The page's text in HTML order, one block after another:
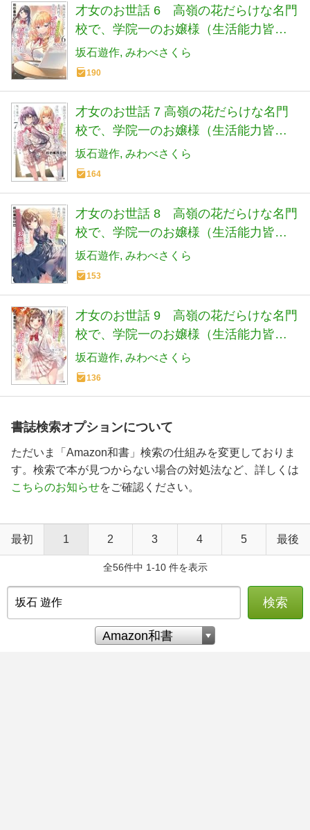
才女のお世話 6 高嶺の花だらけな名門
校で、学院一のお嬢様（生活能力皆
無）を陰ながらお世話することになり
ました (HJ文庫 さ 07-03-06)
坂石遊作 みわべさくら
190
才女のお世話 7 高嶺の花だらけな名門
校で、学院一のお嬢様（生活能力皆
無）を陰ながらお世話することになり
ました (HJ文庫 さ 07-03-07)
坂石遊作 みわべさくら
164
才女のお世話 8 高嶺の花だらけな名門
校で、学院一のお嬢様（生活能力皆
無）を陰ながらお世話することになり
ました (HJ文庫 さ 07-03-08)
坂石遊作 みわべさくら
153
才女のお世話 9 高嶺の花だらけな名門
校で、学院一のお嬢様（生活能力皆
無）を陰ながらお世話することになり
ました (HJ文庫 さ 07-03-09)
坂石遊作 みわべさくら
136
書誌検索オプションについて
ただいま「Amazon和書」検索の仕組みを変更しておりま
す。検索で本が見つからない場合の対処法など、詳しくは
こちらのお知らせをご確認ください。
最初 1 2 3 4 5 最後
全56件中 1-10 件を表示
検索